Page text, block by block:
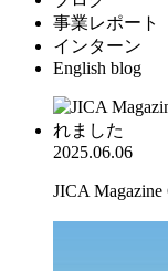
事業レポート
インターン
English blog
2025.06.06
JICA